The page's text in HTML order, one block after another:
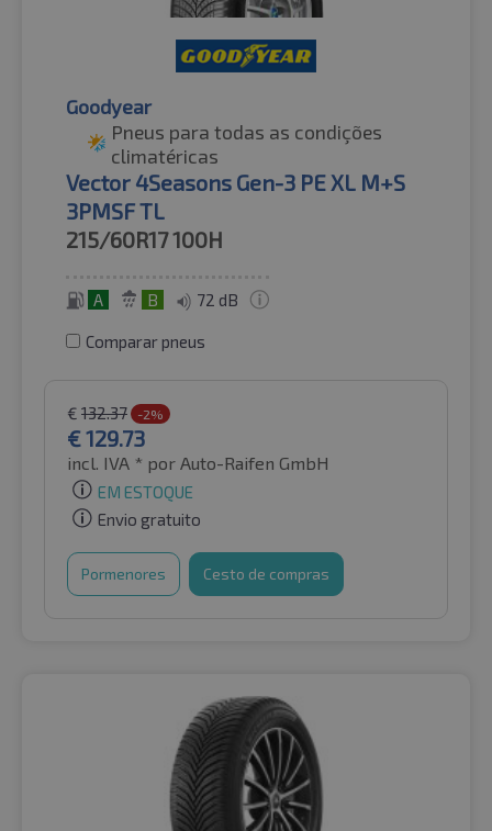
Goodyear
Pneus para todas as condições
climatéricas
Vector 4Seasons Gen-3 PE XL M+S
3PMSF TL
215/60R17100H
A B 72 dB
Comparar pneus
€ 132.37 -2%
€129.73
incl. IVA * por Auto-Raifen GmbH
EM ESTOQUE
Envio gratuito
Pormenores Cesto de compras